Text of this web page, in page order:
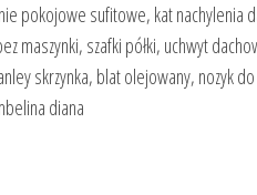
pokojowe sufitowe, kat nachylenia
maszynki, szafki półki, uchwyt
skrzynka, blat olejowany, nozyk
diana